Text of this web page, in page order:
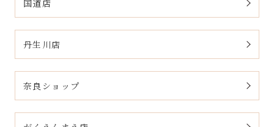
国道店
丹生川店
奈良ショップ